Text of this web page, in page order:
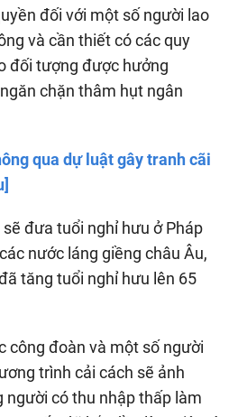
đối với một số người lao
và cần thiết có các quy
đối tượng được hưởng
chặn thâm hụt ngân
qua dự luật gây tranh cãi
đưa tuổi nghỉ hưu ở Pháp
nước láng giềng châu Âu,
tăng tuổi nghỉ hưu lên 65
công đoàn và một số người
trình cải cách sẽ ảnh
người có thu nhập thấp làm